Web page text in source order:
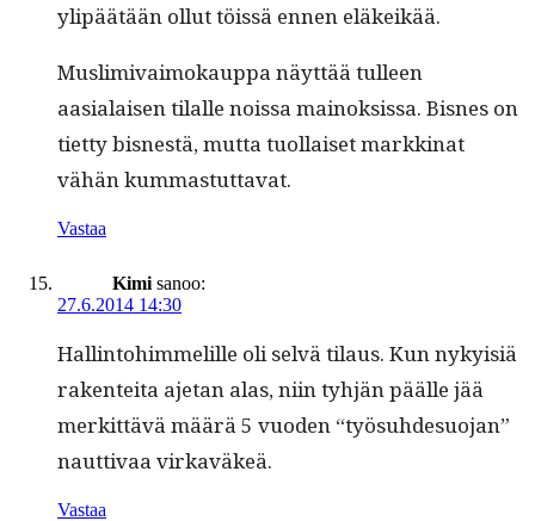
ylipäätään ollut töis­sä ennen eläkeikää.
Mus­lim­i­vaimokaup­pa näyt­tää tulleen
aasialaisen tilalle nois­sa main­ok­sis­sa. Bisnes on
tiet­ty bisnestä, mut­ta tuol­laiset markki­nat
vähän kummastuttavat.
Vastaa
Kimi sanoo:
27.6.2014 14:30
Hallinto­him­melille oli selvä tilaus. Kun nyky­isiä
rak­en­tei­ta aje­tan alas, niin tyhjän päälle jää
merkit­tävä määrä 5 vuo­den “työ­suhdesuo­jan”
naut­ti­vaa virkaväkeä.
Vastaa